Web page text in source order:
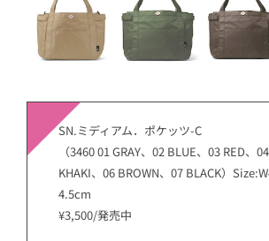
SN.ミディアム．ポケッツ-C
（3460 01 GRAY、02 BLUE、03 RED、
KHAKI、06 BROWN、07 BLACK）
4.5cm
¥3,500/発売中